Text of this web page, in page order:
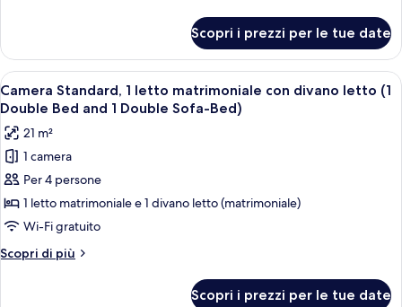
con
divano
letto
(1
Double
Bed
and
1
Single
Sofa-
Bed)
Standard,
letto
matrimoniale
divano
letto
(1
Double
Bed
Single
Sofa-
Scopri i prezzi per le tue date
Apri
tutte
le
foto
per
Camera
Standard,
1
letto
matrimoniale
Una camera d'albergo con un letto,
3
Camera Standard, 1 letto matrimoniale con divano letto (1
Double Bed and 1 Double Sofa-Bed)
21 m²
1 camera
Per 4 persone
1 letto matrimoniale e 1 divano letto (matrimoniale)
Wi-Fi gratuito
Scopri di più
Altri
Scopri i prezzi per le tue date